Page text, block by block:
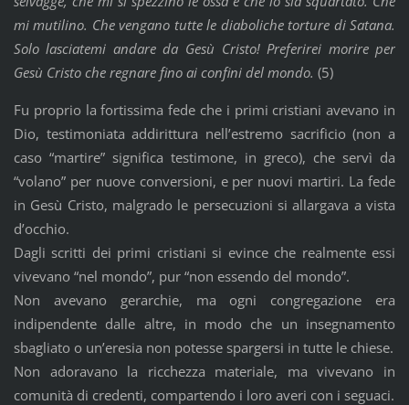
mi mutilino. Che vengano tutte le diaboliche torture di Satana.
Solo lasciatemi andare da Gesù Cristo! Preferirei morire per
Gesù Cristo che regnare fino ai confini del mondo. (5)
Fu proprio la fortissima fede che i primi cristiani avevano in
Dio, testimoniata addirittura nell’estremo sacrificio (non a
caso “martire” significa testimone, in greco), che servì da
“volano” per nuove conversioni, e per nuovi martiri. La fede
in Gesù Cristo, malgrado le persecuzioni si allargava a vista
d’occhio.
Dagli scritti dei primi cristiani si evince che realmente essi
vivevano “nel mondo”, pur “non essendo del mondo”.
Non avevano gerarchie, ma ogni congregazione era
indipendente dalle altre, in modo che un insegnamento
sbagliato o un’eresia non potesse spargersi in tutte le chiese.
Non adoravano la ricchezza materiale, ma vivevano in
comunità di credenti, compartendo i loro averi con i seguaci.